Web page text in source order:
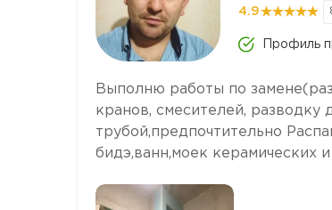
4.9
Профиль
Выполню работы по
кранов, смесителей,
трубой,предпочтительно
бидэ,ванн,моек керамических